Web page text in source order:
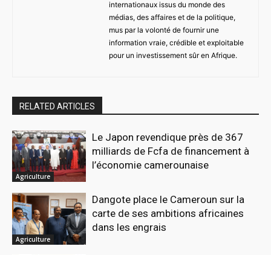
internationaux issus du monde des
médias, des affaires et de la politique,
mus par la volonté de fournir une
information vraie, crédible et exploitable
pour un investissement sûr en Afrique.
RELATED ARTICLES
Agriculture
Le Japon revendique près de 367
milliards de Fcfa de financement à
l’économie camerounaise
Agriculture
Dangote place le Cameroun sur la
carte de ses ambitions africaines
dans les engrais